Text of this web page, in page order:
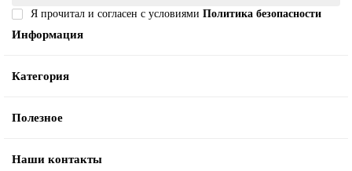
Я прочитал и согласен с условиями Политика безопасности
Информация
Категория
Полезное
Наши контакты